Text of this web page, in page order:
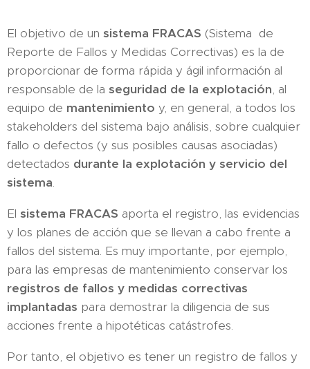
El objetivo de un sistema FRACAS (Sistema de
Reporte de Fallos y Medidas Correctivas) es la de
proporcionar de forma rápida y ágil información al
responsable de la seguridad de la explotación, al
equipo de mantenimiento y, en general, a todos los
stakeholders del sistema bajo análisis, sobre cualquier
fallo o defectos (y sus posibles causas asociadas)
detectados durante la explotación y servicio del
sistema.
El sistema FRACAS aporta el registro, las evidencias
y los planes de acción que se llevan a cabo frente a
fallos del sistema. Es muy importante, por ejemplo,
para las empresas de mantenimiento conservar los
registros de fallos y medidas correctivas
implantadas para demostrar la diligencia de sus
acciones frente a hipotéticas catástrofes.
Por tanto, el objetivo es tener un registro de fallos y